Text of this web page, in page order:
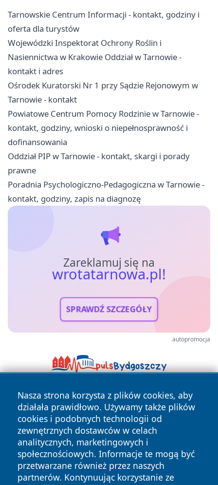
Tarnowskie Centrum Informacji - kontakt, godziny i
oferta dla turystów
Wojewódzki Inspektorat Ochrony Roślin i
Nasiennictwa w Krakowie Oddział w Tarnowie -
kontakt i adres
Ośrodek Kuratorski Nr 1 przy Sądzie Rejonowym w
Tarnowie - kontakt
Powiatowe Centrum Pomocy Rodzinie w Tarnowie -
kontakt, godziny, wnioski o niepełnosprawność i
dofinansowania
Oddział PIP w Tarnowie - kontakt, skargi i porady
prawne
Poradnia Psychologiczno-Pedagogiczna w Tarnowie -
kontakt, godziny, zapis na diagnozę
Zareklamuj się na
wrotatarnowa.pl!
SPRAWDŹ SZCZEGÓŁY
autopromocja
Nasza strona korzysta z plików cookies, aby
działała prawidłowo. Używamy także plików
cookies i podobnych technologii od
zewnętrznych dostawców w celach
analitycznych, marketingowych i
społecznościowych. Informacje te mogą być
przetwarzane również przez naszych
partnerów. Kontynuując korzystanie ze
Copyright © 2026 wrotatarnowa.pl Wszystkie prawa
zastrzeżone.